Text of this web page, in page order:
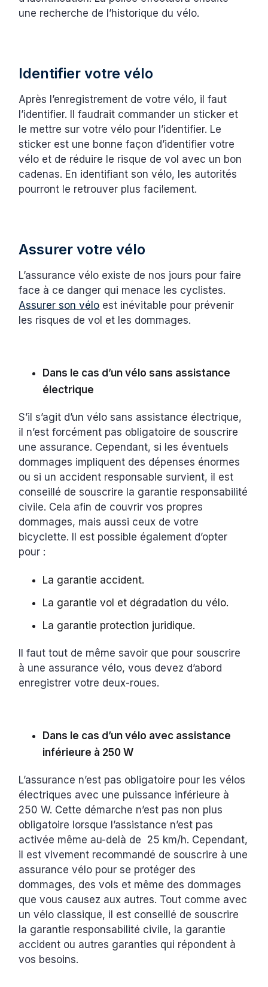
une recherche de l’historique du vélo.
Identifier votre vélo
Après l’enregistrement de votre vélo, il faut
l’identifier. Il faudrait commander un sticker et
le mettre sur votre vélo pour l’identifier. Le
sticker est une bonne façon d’identifier votre
vélo et de réduire le risque de vol avec un bon
cadenas. En identifiant son vélo, les autorités
pourront le retrouver plus facilement.
Assurer votre vélo
L’assurance vélo existe de nos jours pour faire
face à ce danger qui menace les cyclistes.
Assurer son vélo est inévitable pour prévenir
les risques de vol et les dommages.
Dans le cas d’un vélo sans assistance
électrique
S’il s’agit d’un vélo sans assistance électrique,
il n’est forcément pas obligatoire de souscrire
une assurance. Cependant, si les éventuels
dommages impliquent des dépenses énormes
ou si un accident responsable survient, il est
conseillé de souscrire la garantie responsabilité
civile. Cela afin de couvrir vos propres
dommages, mais aussi ceux de votre
bicyclette. Il est possible également d’opter
pour :
La garantie accident.
La garantie vol et dégradation du vélo.
La garantie protection juridique.
Il faut tout de même savoir que pour souscrire
à une assurance vélo, vous devez d’abord
enregistrer votre deux-roues.
Dans le cas d’un vélo avec assistance
inférieure à 250 W
L’assurance n’est pas obligatoire pour les vélos
électriques avec une puissance inférieure à
250 W. Cette démarche n’est pas non plus
obligatoire lorsque l’assistance n’est pas
activée même au-delà de 25 km/h. Cependant,
il est vivement recommandé de souscrire à une
assurance vélo pour se protéger des
dommages, des vols et même des dommages
que vous causez aux autres. Tout comme avec
un vélo classique, il est conseillé de souscrire
la garantie responsabilité civile, la garantie
accident ou autres garanties qui répondent à
vos besoins.